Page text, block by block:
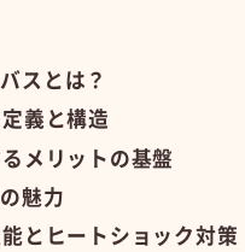
スとは？
義と構造
メリットの基盤
魅力
とヒートショック対策